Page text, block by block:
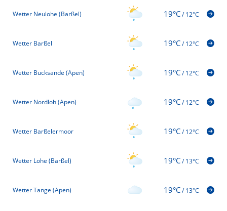
Wetter Neulohe (Barßel) 19°C/12°C
Wetter Barßel 19°C/12°C
Wetter Bucksande (Apen) 19°C/12°C
Wetter Nordloh (Apen) 19°C/12°C
Wetter Barßelermoor 19°C/12°C
Wetter Lohe (Barßel) 19°C/13°C
Wetter Tange (Apen) 19°C/13°C